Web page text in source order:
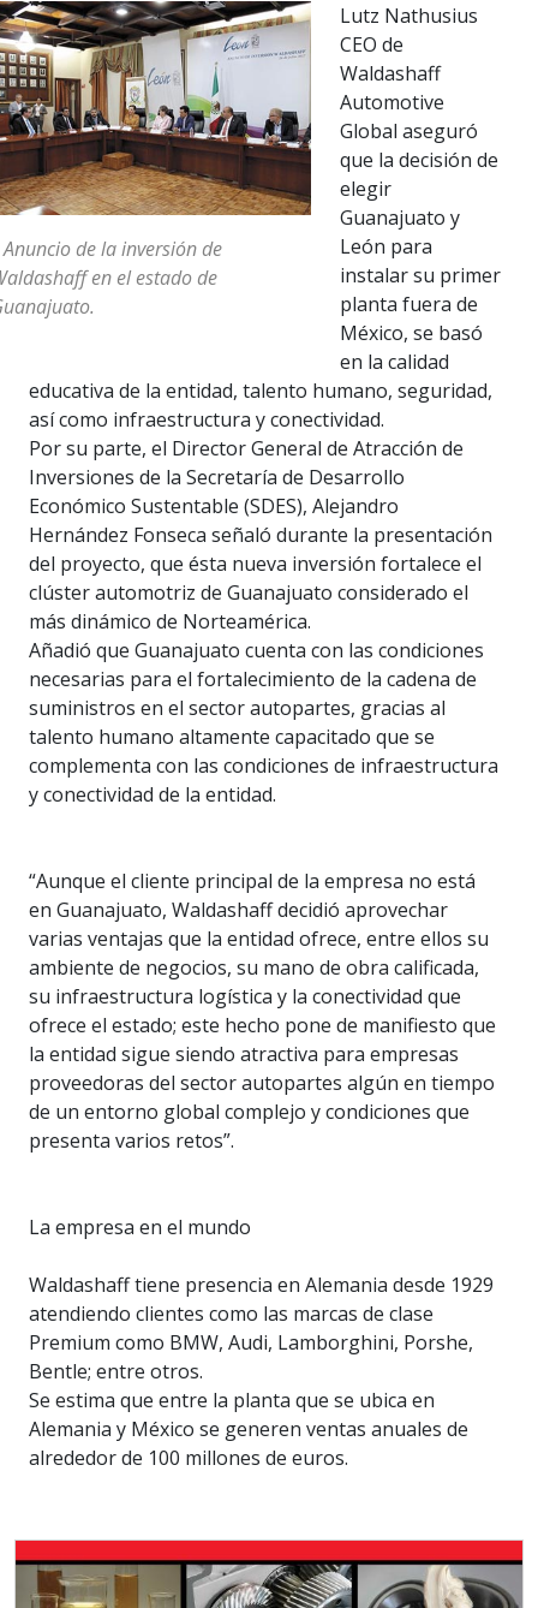
Anuncio de la inversión de
en el estado de
Lutz Nathusius
CEO de
Waldashaff
Automotive
Global aseguró
que la decisión de
elegir
Guanajuato y
León para
instalar su primer
planta fuera de
México, se basó
en la calidad
educativa de la entidad, talento humano, seguridad,
así como infraestructura y conectividad.
Por su parte, el Director General de Atracción de
Inversiones de la Secretaría de Desarrollo
Económico Sustentable (SDES), Alejandro
Hernández Fonseca señaló durante la presentación
del proyecto, que ésta nueva inversión fortalece el
clúster automotriz de Guanajuato considerado el
más dinámico de Norteamérica.
Añadió que Guanajuato cuenta con las condiciones
necesarias para el fortalecimiento de la cadena de
suministros en el sector autopartes, gracias al
talento humano altamente capacitado que se
complementa con las condiciones de infraestructura
y conectividad de la entidad.
“Aunque el cliente principal de la empresa no está
en Guanajuato, Waldashaff decidió aprovechar
varias ventajas que la entidad ofrece, entre ellos su
ambiente de negocios, su mano de obra calificada,
su infraestructura logística y la conectividad que
ofrece el estado; este hecho pone de manifiesto que
la entidad sigue siendo atractiva para empresas
proveedoras del sector autopartes algún en tiempo
de un entorno global complejo y condiciones que
presenta varios retos”.
La empresa en el mundo
Waldashaff tiene presencia en Alemania desde 1929
atendiendo clientes como las marcas de clase
Premium como BMW, Audi, Lamborghini, Porshe,
Bentle; entre otros.
Se estima que entre la planta que se ubica en
Alemania y México se generen ventas anuales de
alrededor de 100 millones de euros.